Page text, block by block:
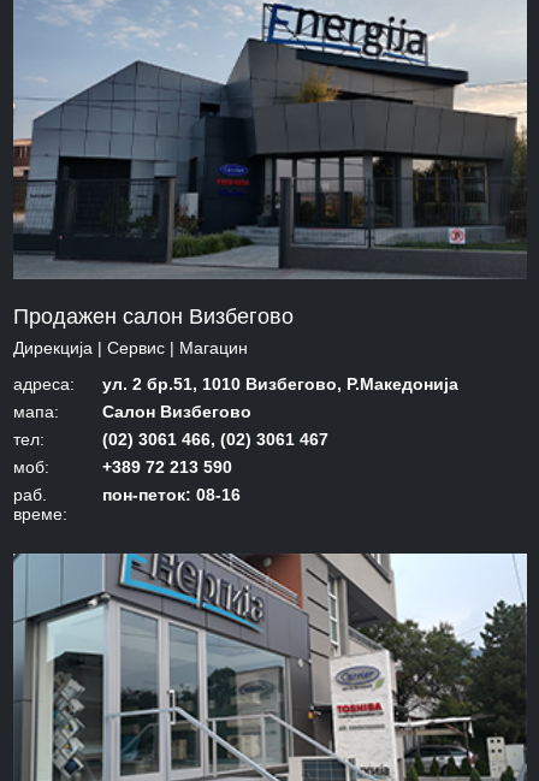
Продажен салон Визбегово
Дирекција | Сервис | Mагацин
адреса:
ул. 2 бр.51, 1010 Визбегово, Р.Македонија
мапа:
Салон Визбегово
тел:
(02) 3061 466, (02) 3061 467
моб:
+389 72 213 590
раб.
време:
пон-петок: 08-16